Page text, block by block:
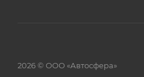
2026 © ООО «Автосфера»